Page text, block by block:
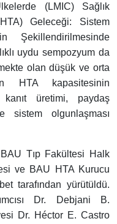
(LMIC) Sağlık
Geleceği: Sistem
uydu sempozyum da
olan düşük ve orta
HTA kapasitesinin
üretimi, paydaş
olgunlaşması
Tıp Fakültesi Halk
ve BAU HTA Kurucu
tarafından yürütüldü.
Dr. Debjani B.
Dr. Héctor E. Castro